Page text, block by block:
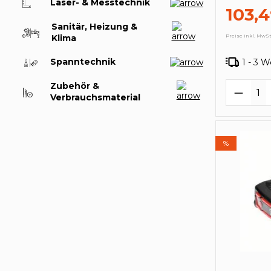
Laser- & Messtechnik
Sanitär, Heizung &
Klima
Spanntechnik
Zubehör &
Verbrauchsmaterial
Preise inkl.
1 - 3
%